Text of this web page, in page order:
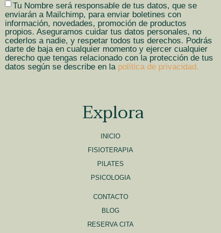
Tu Nombre será responsable de tus datos, que se
enviarán a Mailchimp, para enviar boletines con
información, novedades, promoción de productos
propios. Aseguramos cuidar tus datos personales, no
cederlos a nadie, y respetar todos tus derechos. Podrás
darte de baja en cualquier momento y ejercer cualquier
derecho que tengas relacionado con la protección de tus
datos según se describe en la política de privacidad.
Explora
INICIO
FISIOTERAPIA
PILATES
PSICOLOGIA
CONTACTO
BLOG
RESERVA CITA